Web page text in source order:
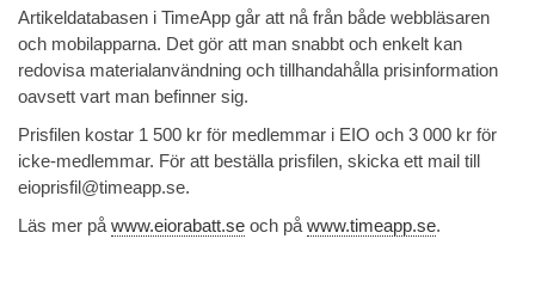
Artikeldatabasen i TimeApp går att nå från både webbläsaren
och mobilapparna. Det gör att man snabbt och enkelt kan
redovisa materialanvändning och tillhandahålla prisinformation
oavsett vart man befinner sig.
Prisfilen kostar 1 500 kr för medlemmar i EIO och 3 000 kr för
icke-medlemmar. För att beställa prisfilen, skicka ett mail till
eioprisfil@timeapp.se.
Läs mer på www.eiorabatt.se och på www.timeapp.se.